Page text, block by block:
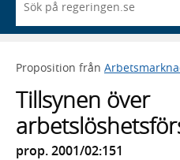
du
börjar
skriva
framträder
lista
med
sökförslag
Proposition från
Tillsynen över
prop. 2001/02:151